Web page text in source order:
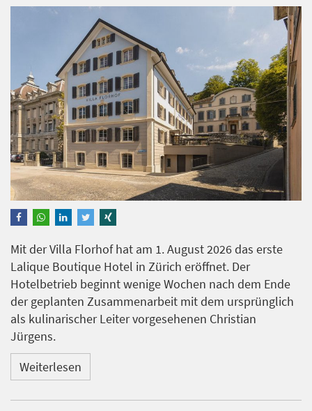
Mit der Villa Florhof hat am 1. August 2026 das erste
Lalique Boutique Hotel in Zürich eröffnet. Der
Hotelbetrieb beginnt wenige Wochen nach dem Ende
der geplanten Zusammenarbeit mit dem ursprünglich
als kulinarischer Leiter vorgesehenen Christian
Jürgens.
Weiterlesen